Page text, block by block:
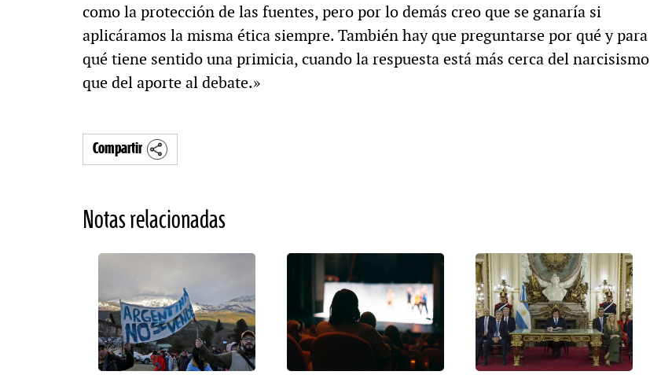
como la protección de las fuentes, pero por lo demás creo que se ganaría si
aplicáramos la misma ética siempre. También hay que preguntarse por qué y para
qué tiene sentido una primicia, cuando la respuesta está más cerca del narcisismo
que del aporte al debate.»
Compartir
Notas relacionadas